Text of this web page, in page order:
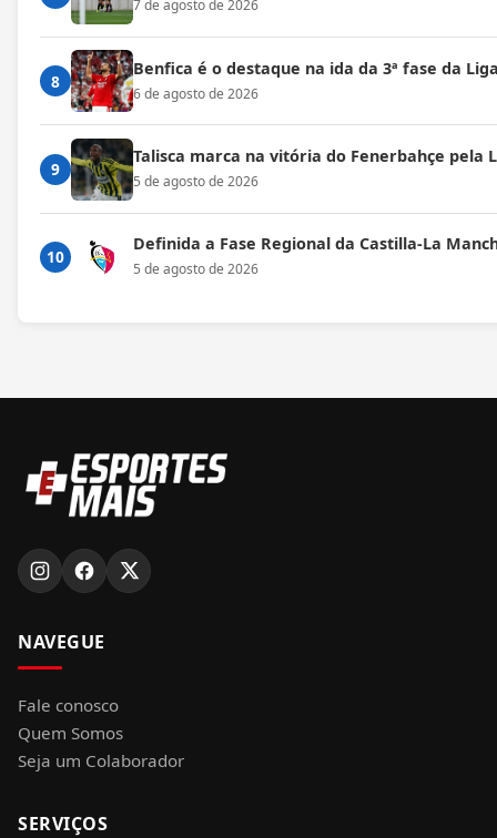
7 de agosto de 2026
8
Benfica é o destaque na ida da 3ª fase da
6 de agosto de 2026
9
Talisca marca na vitória do Fenerbahçe pela
5 de agosto de 2026
10
Definida a Fase Regional da Castilla-La
5 de agosto de 2026
NAVEGUE
Fale conosco
Quem Somos
Seja um Colaborador
SERVIÇOS